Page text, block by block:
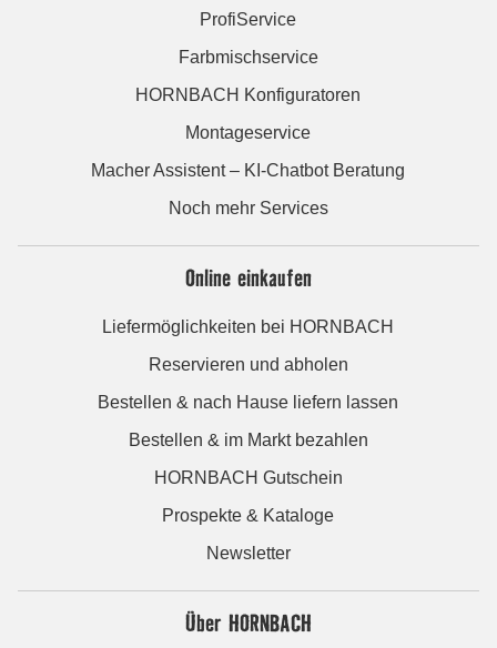
ProfiService
Farbmischservice
HORNBACH Konfiguratoren
Montageservice
Macher Assistent – KI-Chatbot Beratung
Noch mehr Services
Online einkaufen
Liefermöglichkeiten bei HORNBACH
Reservieren und abholen
Bestellen & nach Hause liefern lassen
Bestellen & im Markt bezahlen
HORNBACH Gutschein
Prospekte & Kataloge
Newsletter
Über HORNBACH